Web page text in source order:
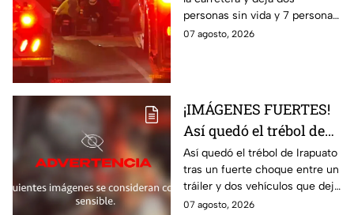
accid3nte carretero en
Irapuato; esto se sabe
personas sin vida y 7 personas
más lesionadas.
07 agosto, 2026
¡IMÁGENES FUERTES!
Así quedó el trébol de
Irapuato tras aparatoso
choque; hay mu3rtos y
lesionados
Así quedó el trébol de Irapuato
tras un fuerte choque entre un
tráiler y dos vehículos que dejó
dos muertos y siete personas
07 agosto, 2026